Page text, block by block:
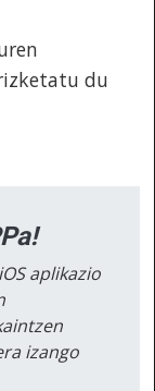
du
aplikazio
izango